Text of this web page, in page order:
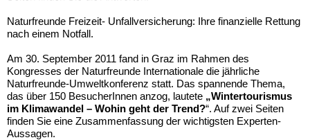
Naturfreunde Freizeit- Unfallversicherung: Ihre finanzielle Rettung
nach einem Notfall.
Am 30. September 2011 fand in Graz im Rahmen des
Kongresses der Naturfreunde Internationale die jährliche
Naturfreunde-Umweltkonferenz statt. Das spannende Thema,
das über 150 BesucherInnen anzog, lautete „Wintertourismus
im Klimawandel – Wohin geht der Trend?“. Auf zwei Seiten
finden Sie eine Zusammenfassung der wichtigsten Experten-
Aussagen.